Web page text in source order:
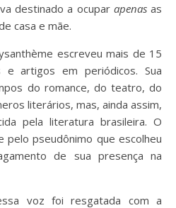
destinado a ocupar apenasas
casa e mãe.
escreveu mais de 15
e artigos em periódicos. Sua
do romance, do teatro, do
literários, mas, ainda assim,
pela literatura brasileira. O
pelo pseudônimo que escolheu
de sua presença na
voz foi resgatada com a